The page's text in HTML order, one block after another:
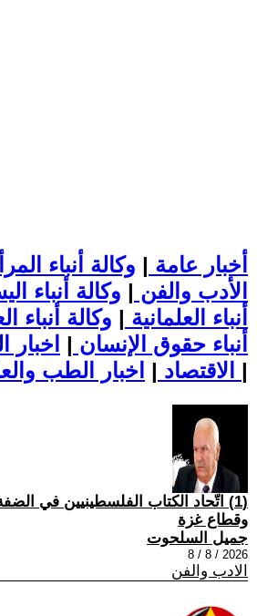
أخبار عامة | وكالة أنباء
الأدب والفن | وكالة أنباء
أنباء العلمانية | وكالة أنباء
أنباء حقوق الإنسان | اخبار
الاقتصاد | |
(1) اتّحاد الكتاب الفلسطينيين في
وقطاع غزة
جميل السلحوت
2026 / 8 / 8
الادب والفن